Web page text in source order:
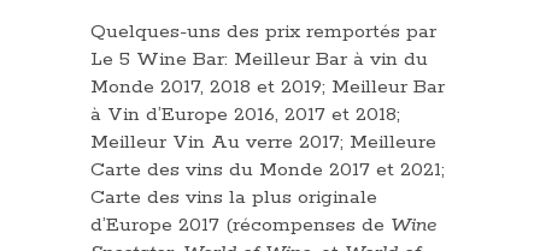
Quelques-uns des prix remportés par
Le 5 Wine Bar: Meilleur Bar à vin du
Monde 2017, 2018 et 2019; Meilleur Bar
à Vin d’Europe 2016, 2017 et 2018;
Meilleur Vin Au verre 2017; Meilleure
Carte des vins du Monde 2017 et 2021;
Carte des vins la plus originale
d’Europe 2017 (récompenses de Wine